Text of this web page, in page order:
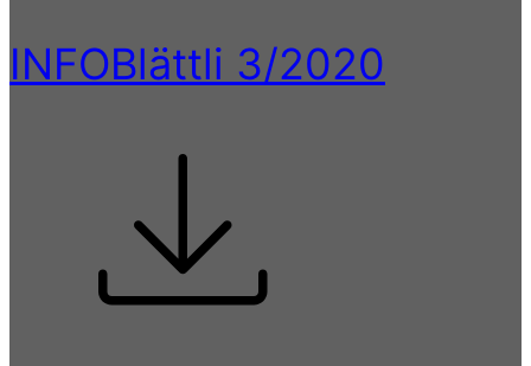
INFOBlättli 3/2020